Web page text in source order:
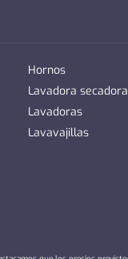
Hornos
Lavadora secadora
Lavadoras
Lavavajillas